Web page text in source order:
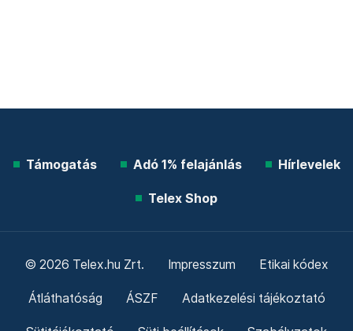
Támogatás Adó 1% felajánlás Hírlevelek
Telex Shop
© 2026 Telex.hu Zrt. Impresszum Etikai kódex
Átláthatóság ÁSZF Adatkezelési tájékoztató